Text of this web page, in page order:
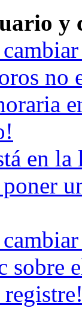
y
no
en la
sobre